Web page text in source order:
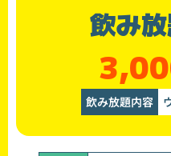
飲み
飲み放題内容